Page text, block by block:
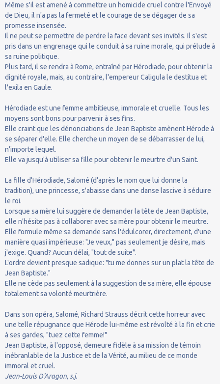
Même s'il est amené à commettre un homicide cruel contre l'Envoyé
de Dieu, il n'a pas la fermeté et le courage de se dégager de sa
promesse insensée.
Il ne peut se permettre de perdre la face devant ses invités. Il s'est
pris dans un engrenage qui le conduit à sa ruine morale, qui prélude à
sa ruine politique.
Plus tard, il se rendra à Rome, entraîné par Hérodiade, pour obtenir la
dignité royale, mais, au contraire, l'empereur Caligula le destitua et
l'exila en Gaule.
Hérodiade est une femme ambitieuse, immorale et cruelle. Tous les
moyens sont bons pour parvenir à ses fins.
Elle craint que les dénonciations de Jean Baptiste amènent Hérode à
se séparer d'elle. Elle cherche un moyen de se débarrasser de lui,
n'importe lequel.
Elle va jusqu'à utiliser sa fille pour obtenir le meurtre d'un Saint.
La fille d'Hérodiade, Salomé (d'après le nom que lui donne la
tradition), une princesse, s'abaisse dans une danse lascive à séduire
le roi.
Lorsque sa mère lui suggère de demander la tête de Jean Baptiste,
elle n'hésite pas à collaborer avec sa mère pour obtenir le meurtre.
Elle formule même sa demande sans l'édulcorer, directement, d'une
manière quasi impérieuse: "Je veux," pas seulement je désire, mais
j'exige. Quand? Aucun délai, "tout de suite".
L'ordre devient presque sadique: "tu me donnes sur un plat la tête de
Jean Baptiste."
Elle ne cède pas seulement à la suggestion de sa mère, elle épouse
totalement sa volonté meurtrière.
Dans son opéra, Salomé, Richard Strauss décrit cette horreur avec
une telle répugnance que Hérode lui-même est révolté à la fin et crie
à ses gardes, "tuez cette femme!"
Jean Baptiste, à l'opposé, demeure fidèle à sa mission de témoin
inébranlable de la Justice et de la Vérité, au milieu de ce monde
immoral et cruel.
Jean-Louis D'Aragon, s.j.